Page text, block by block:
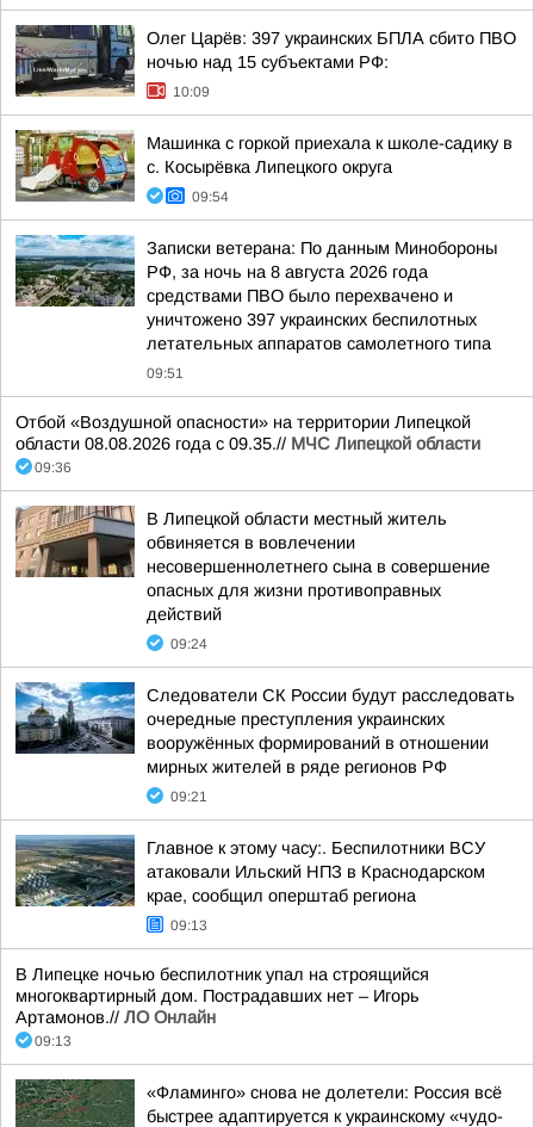
Олег Царёв: 397 украинских БПЛА сбито ПВО
ночью над 15 субъектами РФ:
10:09
Машинка с горкой приехала к школе-садику в
с. Косырёвка Липецкого округа
09:54
Записки ветерана: По данным Минобороны
РФ, за ночь на 8 августа 2026 года
средствами ПВО было перехвачено и
уничтожено 397 украинских беспилотных
летательных аппаратов самолетного типа
09:51
Отбой «Воздушной опасности» на территории Липецкой
области 08.08.2026 года с 09.35.// МЧС Липецкой области
09:36
В Липецкой области местный житель
обвиняется в вовлечении
несовершеннолетнего сына в совершение
опасных для жизни противоправных
действий
09:24
Следователи СК России будут расследовать
очередные преступления украинских
вооружённых формирований в отношении
мирных жителей в ряде регионов РФ
09:21
Главное к этому часу:. Беспилотники ВСУ
атаковали Ильский НПЗ в Краснодарском
крае, сообщил оперштаб региона
09:13
В Липецке ночью беспилотник упал на строящийся
многоквартирный дом. Пострадавших нет – Игорь
Артамонов.// ЛО Онлайн
09:13
«Фламинго» снова не долетели: Россия всё
быстрее адаптируется к украинскому «чудо-